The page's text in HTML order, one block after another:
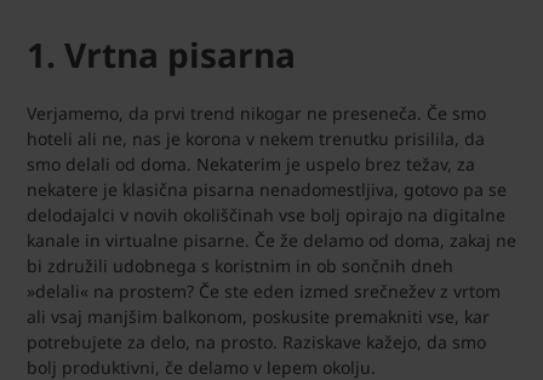
1. Vrtna pisarna
Verjamemo, da prvi trend nikogar ne preseneča. Če smo
hoteli ali ne, nas je korona v nekem trenutku prisilila, da
smo delali od doma. Nekaterim je uspelo brez težav, za
nekatere je klasična pisarna nenadomestljiva, gotovo pa se
delodajalci v novih okoliščinah vse bolj opirajo na digitalne
kanale in virtualne pisarne. Če že delamo od doma, zakaj ne
bi združili udobnega s koristnim in ob sončnih dneh
»delali« na prostem? Če ste eden izmed srečnežev z vrtom
ali vsaj manjšim balkonom, poskusite premakniti vse, kar
potrebujete za delo, na prosto. Raziskave kažejo, da smo
bolj produktivni, če delamo v lepem okolju.